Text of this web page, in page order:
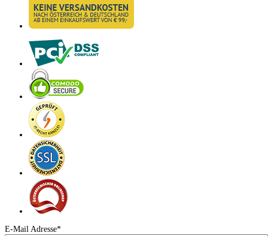
E-Mail Adresse*